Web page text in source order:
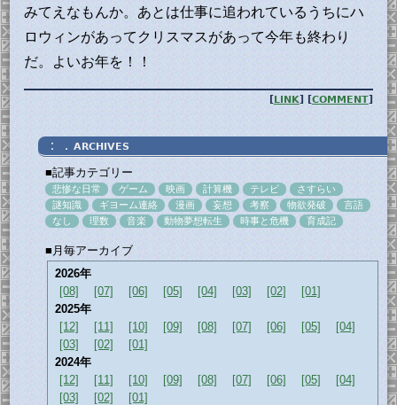
みてえなもんか。あとは仕事に追われているうちにハ
ロウィンがあってクリスマスがあって今年も終わり
だ。よいお年を！！
[LINK ] [COMMENT]
：．ARCHIVES
■記事カテゴリー
悲惨な日常 ゲーム 映画 計算機 テレビ
さすらい
謎知識
ギヨーム連絡 漫画 妄想 考察 物欲発破
言語
なし
理数 音楽 動物夢想転生 時事と危機 育成記
■月毎アーカイブ
2026年
[08]
[07] [06] [05] [04] [03] [02]
[01]
2025年
[12]
[11] [10] [09] [08] [07] [06] [05]
[04]
[03]
[02]
[01]
2024年
[12]
[11] [10] [09] [08] [07] [06] [05]
[04]
[03]
[02]
[01]